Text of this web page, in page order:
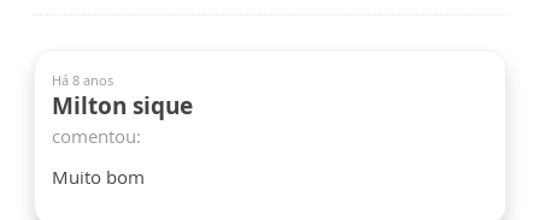
Há 8 anos
Milton sique
comentou:
Muito bom